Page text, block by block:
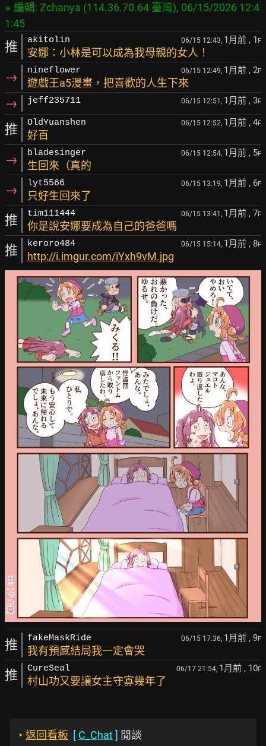
※ 編輯: Zchanya (114.36.70.64 臺灣), 06/15/2026 12:4
推 akitolin 06/15 12:43, 1月前 , 1 F
安娜：小林是可以成為我母親的女人！
→ nineflower 06/15 12:49, 1月前 , 2F
遊戲王a5漫畫，把喜歡的人生下來
→ jeff235711 06/15 12:51, 1月前 , 3F
推 OldYuanshen 06/15 12:52, 1月前 , 4F
好百
→ bladesinger 06/15 12:54, 1月前 , 5F
生回來（真的
→ lyt5566 06/15 13:19, 1月前 , 6F
只好生回來了
推 tim111444 06/15 13:41, 1月前 , 7F
你是說安娜要成為自己的爸爸嗎
推 keroro484 06/15 15:14, 1月前 , 8F
http://i.imgur.com/iYxh9vM.jpg
推 fakeMaskRide 06/15 17:36, 1月前 , 9F
我有預感結局我一定會哭
推 CureSeal 06/17 21:54, 1月前 , 10F
村山功又要讓女主守寡幾年了
‣ 返回看板 [ C_Chat] 閒談